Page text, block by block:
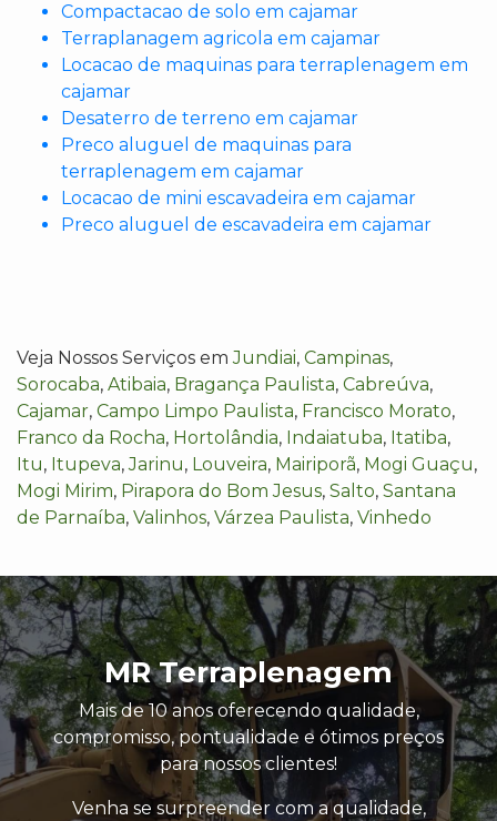
Compactacao de solo em cajamar
Terraplanagem agricola em cajamar
Locacao de maquinas para terraplenagem em
cajamar
Desaterro de terreno em cajamar
Preco aluguel de maquinas para
terraplenagem em cajamar
Locacao de mini escavadeira em cajamar
Preco aluguel de escavadeira em cajamar
Veja Nossos Serviços emJundiai, Campinas,
Sorocaba, Atibaia, Bragança Paulista, Cabreúva,
Cajamar, Campo Limpo Paulista, Francisco Morato,
Franco da Rocha, Hortolândia, Indaiatuba, Itatiba,
Itu, Itupeva,Jarinu, Louveira, Mairiporã, Mogi Guaçu,
Mogi Mirim, Pirapora do Bom Jesus, Salto, Santana
de Parnaíba, Valinhos, Várzea Paulista, Vinhedo
MR Terraplenagem
Mais de 10 anos oferecendo qualidade,
compromisso, pontualidade e ótimos preços
para nossos clientes!
Venha se surpreender com a qualidade,